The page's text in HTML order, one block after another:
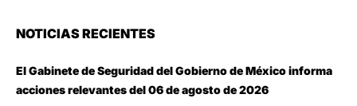
NOTICIAS RECIENTES
El Gabinete de Seguridad del Gobierno de México informa
acciones relevantes del 06 de agosto de 2026